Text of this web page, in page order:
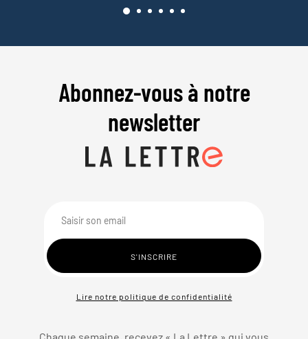
Abonnez-vous à notre
newsletter
Lire notre politique de confidentialité
Chaque semaine, recevez « La Lettre » qui vous